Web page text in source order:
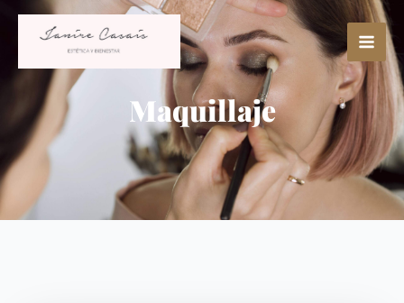
contenido
Maquillaje